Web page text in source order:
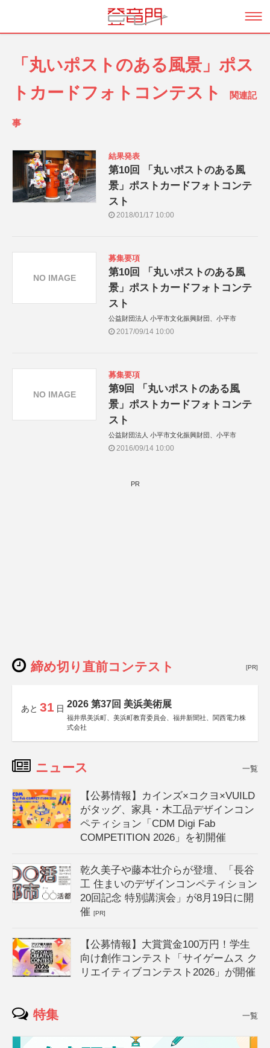
「丸いポストのある風景」ポス
トカードフォトコンテスト
関連記
事
結果発表
第10回 「丸いポストのある風
景」ポストカードフォトコンテ
スト
2018/01/17 10:00
募集要項
第10回 「丸いポストのある風
景」ポストカードフォトコンテ
スト
公益財団法人 小平市文化振興財団、小平市
2017/09/14 10:00
NO IMAGE
募集要項
第9回 「丸いポストのある風
景」ポストカードフォトコンテ
スト
公益財団法人 小平市文化振興財団、小平市
2016/09/14 10:00
NO IMAGE
PR
締め切り直前コンテスト [PR]
あと 31 日 2026 第37回 美浜美術展
福井県美浜町、美浜町教育委員会、福井新聞社、関西電力株
式会社
ニュース 一覧
【公募情報】カインズ×コクヨ×VUILD
がタッグ、家具・木工品デザインコン
ペティション「CDM Digi Fab
COMPETITION 2026」を初開催
乾久美子や藤本壮介らが登壇、「長谷
工 住まいのデザインコンペティション
20回記念 特別講演会」が8月19日に開
催[PR]
【公募情報】大賞賞金100万円！学生
向け創作コンテスト「サイゲームス ク
リエイティブコンテスト2026」が開催
特集 一覧